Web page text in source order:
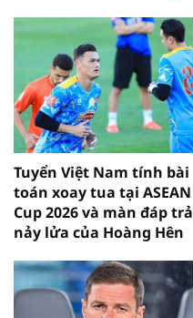
Tuyển Việt Nam tính bài
toán xoay tua tại ASEAN
Cup 2026 và màn đáp trả
nảy lửa của Hoàng Hên